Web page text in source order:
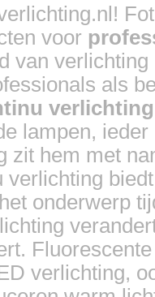
voor
van
als
verlichting
lampen,
zit hem met
verlichting
onderwerp
verlichting,